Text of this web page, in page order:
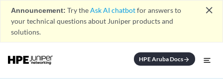
Announcement: Try theAsk AI chatbotfor answers to
your technical questions about Juniper products and
solutions.
close
HPE Aruba Docsarrow_forward